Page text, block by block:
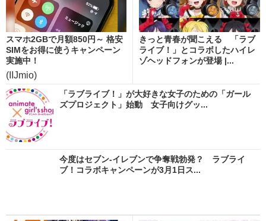
スマホ2GBで月額850円～ 格安
SIMをお得に使うキャンペーン
実施中！
(IIJmio)
きっと青春が聞こえる 「ラブ
ライブ！」とコラボしたハイレ
ゾヘッドフォンが登場 |...
「ラブライブ！」が大好きな女子のための「ガール
ズプロジェクト」始動 女子向けグッ...
今度はセブン-イレブンで争奪戦勃発？ ラブライ
ブ！コラボキャンペーンが3月1日ス...